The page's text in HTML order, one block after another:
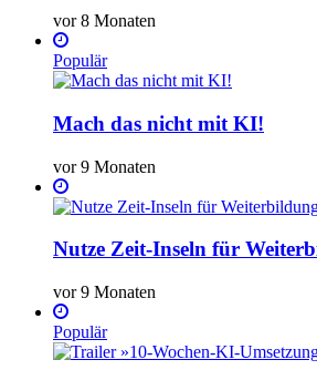
vor 8 Monaten
Populär
Mach das nicht mit KI!
vor 9 Monaten
Nutze Zeit-Inseln für
vor 9 Monaten
Populär